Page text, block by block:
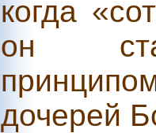
когда
он
дочерей